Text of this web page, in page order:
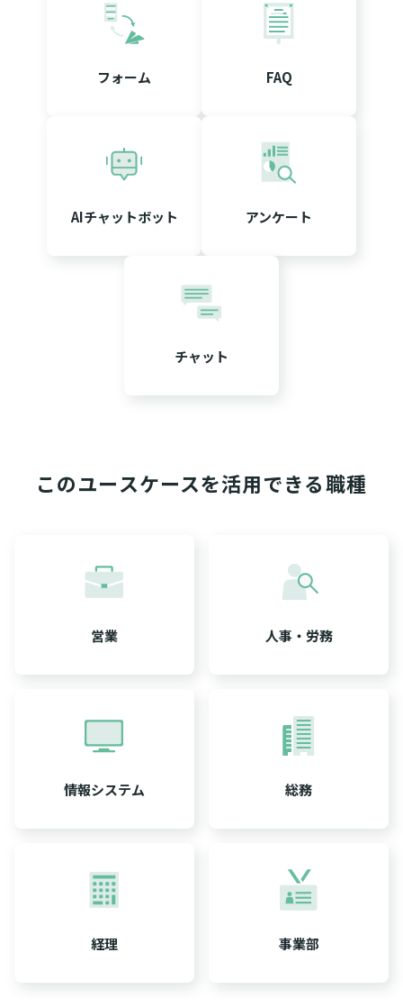
フォーム FAQ
AIチャットボット アンケート
チャット
このユースケースを活用できる職種
営業 人事・労務
情報システム 総務
経理 事業部